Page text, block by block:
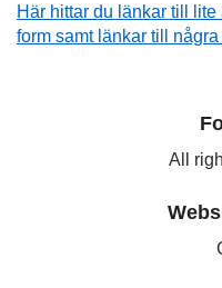
Här hittar du länkar till
form samt länkar till
All